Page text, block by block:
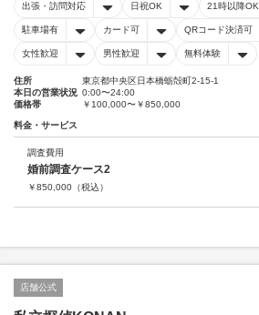
出張・訪問対応 日祝OK 21時以降OK
駐車場有 カード可 QRコード決済可
女性歓迎 男性歓迎 無料体験
住所
東京都中央区日本橋蛎殻町2-15-1
本日の営業状況 0:00〜24:00
価格帯
￥100,000〜￥850,000
料金・サービス
調査費用
婚前調査ケース2
￥850,000 （税込）
店舗公式